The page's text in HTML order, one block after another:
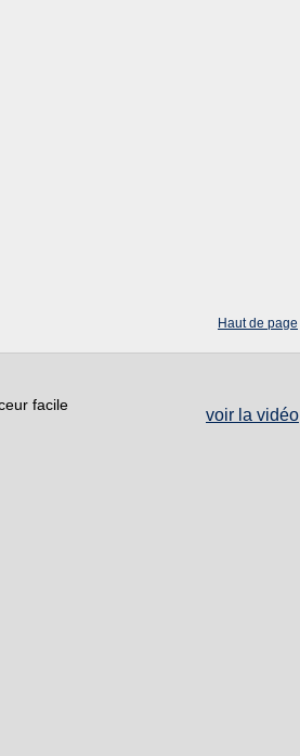
Haut de page
voir la vidéo
facile